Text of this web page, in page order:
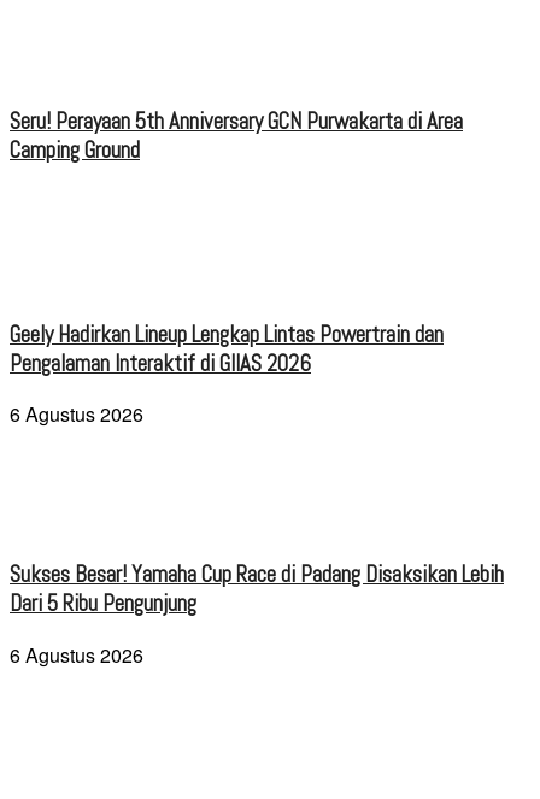
Seru! Perayaan 5th Anniversary GCN Purwakarta di Area
Camping Ground
Geely Hadirkan Lineup Lengkap Lintas Powertrain dan
Pengalaman Interaktif di GIIAS 2026
6 Agustus 2026
Sukses Besar! Yamaha Cup Race di Padang Disaksikan Lebih
Dari 5 Ribu Pengunjung
6 Agustus 2026